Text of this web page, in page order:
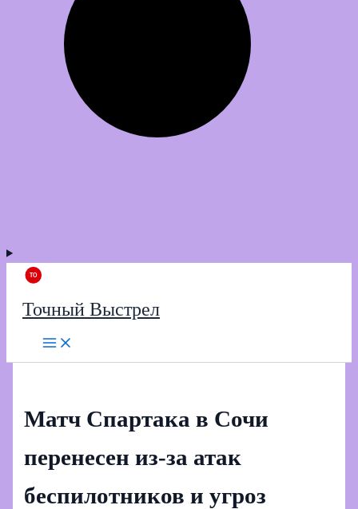
Точный Выстрел
Матч Спартака в Сочи
перенесен из‑за атак
беспилотников и угроз